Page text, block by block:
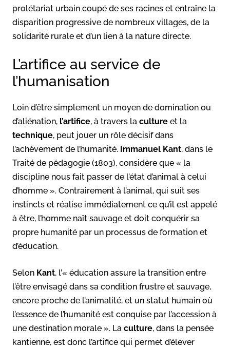
prolétariat urbain coupé de ses racines et entraîne la
disparition progressive de nombreux villages, de la
solidarité rurale et d’un lien à la nature directe.
L’artifice au service de
l’humanisation
Loin d’être simplement un moyen de domination ou
d’aliénation, l’artifice, à travers la culture et la
technique, peut jouer un rôle décisif dans
l’achèvement de l’humanité. Immanuel Kant, dans le
Traité de pédagogie (1803), considère que « la
discipline nous fait passer de l’état d’animal à celui
d’homme ». Contrairement à l’animal, qui suit ses
instincts et réalise immédiatement ce qu’il est appelé
à être, l’homme naît sauvage et doit conquérir sa
propre humanité par un processus de formation et
d’éducation.
Selon Kant, l’« éducation assure la transition entre
l’être envisagé dans sa condition frustre et sauvage,
encore proche de l’animalité, et un statut humain où
l’essence de l’humanité est conquise par l’accession à
une destination morale ». La culture, dans la pensée
kantienne, est donc l’artifice qui permet d’élever